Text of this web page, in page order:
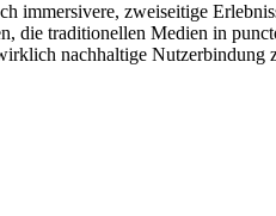
immersivere, zweiseitige
die traditionellen Medien in
nachhaltige Nutzerbindung